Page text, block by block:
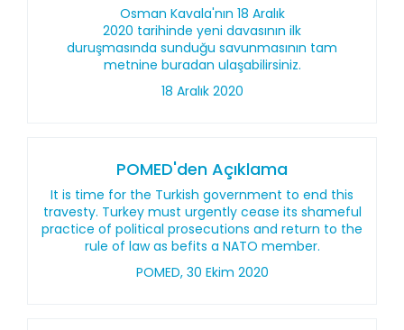
Osman Kavala'nın 18 Aralık
2020 tarihinde yeni davasının ilk
duruşmasında sunduğu savunmasının tam
metnine buradan ulaşabilirsiniz.
18 Aralık 2020
POMED'den Açıklama
It is time for the Turkish government to end this
travesty. Turkey must urgently cease its shameful
practice of political prosecutions and return to the
rule of law as befits a NATO member.
POMED, 30 Ekim 2020